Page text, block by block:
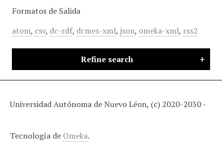
Formatos de Salida
atom, csv, dc-rdf, dcmes-xml, json, omeka-xml, rss2
Refine search
Universidad Autónoma de Nuevo Léon, (c) 2020-2030 -
Tecnología de Omeka.